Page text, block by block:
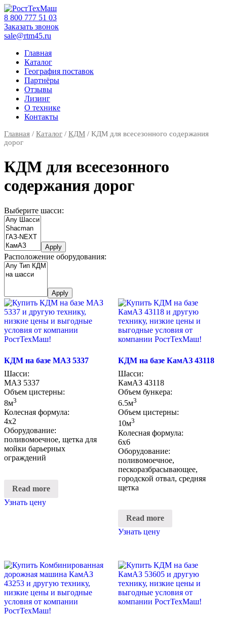
Skip
to
content
‎8 800 777 51 03
Заказать звонок
sale@rtm45.ru
Главная
Каталог
География поставок
Партнёры
Отзывы
Лизинг
О технике
Контакты
Главная / Каталог / КДМ / КДМ для всесезонного содержания
дорог
КДМ для всесезонного
содержания дорог
Выберите шасси:
Apply
Расположение оборудования:
Apply
КДМ на базе МАЗ 5337
Шасси:
МАЗ 5337
Объем цистерны:
8м3
Колесная формула:
4х2
Оборудование:
поливомоечное, щетка для
мойки барьерных
ограждений
Read more
Узнать цену
КДМ на базе КамАЗ 43118
Шасси:
КамАЗ 43118
Объем бункера:
6.5м3
Объем цистерны:
10м3
Колесная формула:
6х6
Оборудование:
поливомоечное,
пескоразбрасывающее,
городской отвал, средняя
щетка
Read more
Узнать цену